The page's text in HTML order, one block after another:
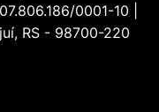
0001-10 |
RS - 98700-220